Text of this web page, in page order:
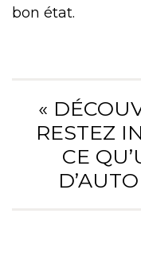
bon état.
«
RESTEZ
CE